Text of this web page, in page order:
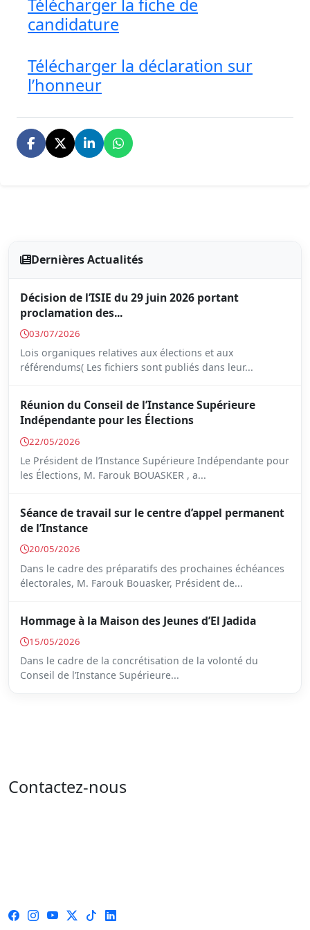
Télécharger la fiche de
candidature
Télécharger la déclaration sur
l’honneur
Dernières Actualités
Décision de l’ISIE du 29 juin 2026 portant
proclamation des...
03/07/2026
Lois organiques relatives aux élections et aux
référendums( Les fichiers sont publiés dans leur...
Réunion du Conseil de l’Instance Supérieure
Indépendante pour les Élections
22/05/2026
Le Président de l’Instance Supérieure Indépendante pour
les Élections, M. Farouk BOUASKER , a...
Séance de travail sur le centre d’appel permanent
de l’Instance
20/05/2026
Dans le cadre des préparatifs des prochaines échéances
électorales, M. Farouk Bouasker, Président de...
Hommage à la Maison des Jeunes d’El Jadida
15/05/2026
Dans le cadre de la concrétisation de la volonté du
Conseil de l’Instance Supérieure...
Contactez-nous